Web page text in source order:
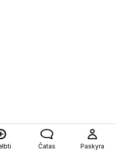
Čatas Paskyra